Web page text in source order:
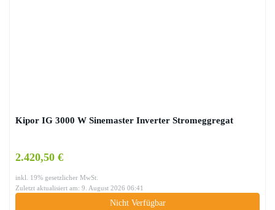
Kipor IG 3000 W Sinemaster Inverter Stromeggregat
2.420,50 €
inkl. 19% gesetzlicher MwSt.
Zuletzt aktualisiert am: 9. August 2026 06:41
Nicht Verfügbar